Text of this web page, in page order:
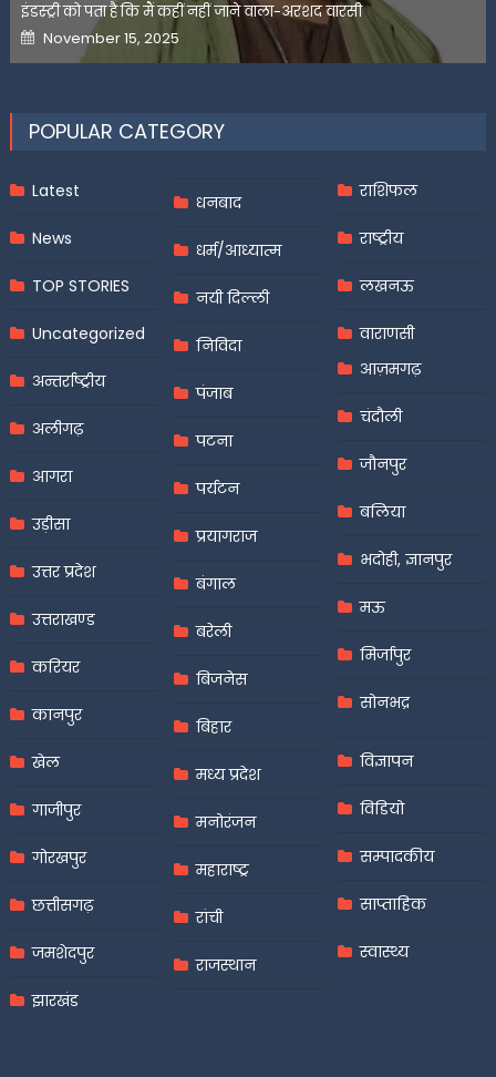
इंडस्ट्री को पता है कि मैं कहीं नहीं जाने वाला-अरशद वारसी
Posted
on
November 15, 2025
POPULAR CATEGORY
Latest
News
TOP STORIES
Uncategorized
अन्तर्राष्ट्रीय
अलीगढ़
आगरा
उड़ीसा
उत्तर प्रदेश
उत्तराखण्ड
करियर
कानपुर
खेल
गाजीपुर
गोरखपुर
छत्तीसगढ़
जमशेदपुर
झारखंड
धनबाद
धर्म/आध्यात्म
नयी दिल्ली
निविदा
पंजाब
पटना
पर्यटन
प्रयागराज
बंगाल
बरेली
बिजनेस
बिहार
मध्य प्रदेश
मनोरंजन
महाराष्ट्र
रांची
राजस्थान
राशिफल
राष्ट्रीय
लखनऊ
वाराणसी
आज़मगढ़
चंदौली
जौनपुर
बलिया
भदोही, ज्ञानपुर
मऊ
मिर्जापुर
सोनभद्र
विज्ञापन
विडियो
सम्पादकीय
साप्ताहिक
स्वास्थ्य